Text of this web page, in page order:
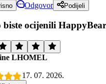
Odgovor Podijeli
ocijenili
LHOMEL
17. 07. 2026.